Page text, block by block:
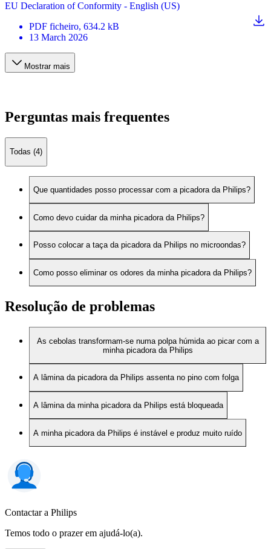
EU Declaration of Conformity - English (US)
PDF ficheiro, 634.2 kB
13 March 2026
Mostrar mais
Perguntas mais frequentes
Todas (4)
Que quantidades posso processar com a picadora da Philips?
Como devo cuidar da minha picadora da Philips?
Posso colocar a taça da picadora da Philips no microondas?
Como posso eliminar os odores da minha picadora da Philips?
Resolução de problemas
As cebolas transformam-se numa polpa húmida ao picar com a
minha picadora da Philips
A lâmina da picadora da Philips assenta no pino com folga
A lâmina da minha picadora da Philips está bloqueada
A minha picadora da Philips é instável e produz muito ruído
Contactar a Philips
Temos todo o prazer em ajudá-lo(a).